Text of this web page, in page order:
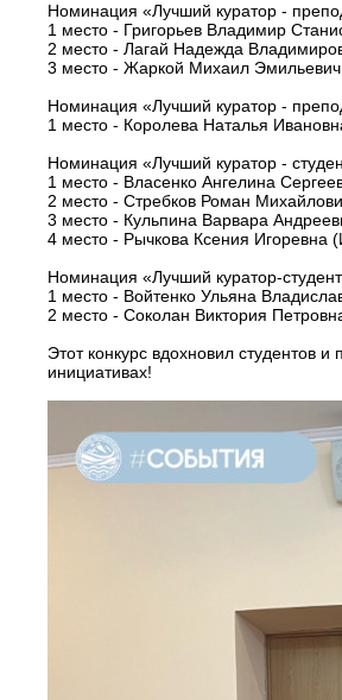
Номинация «Лучший куратор -
1 место - Григорьев Владимир
2 место - Лагай Надежда
3 место - Жаркой Михаил
Номинация «Лучший куратор -
1 место - Королева Наталья
Номинация «Лучший куратор -
1 место - Власенко Ангелина
2 место - Стребков Роман
3 место - Кульпина Варвара
4 место - Рычкова Ксения Игоревна
Номинация «Лучший куратор-
1 место - Войтенко Ульяна
2 место - Соколан Виктория
Этот конкурс вдохновил студентов
инициативах!